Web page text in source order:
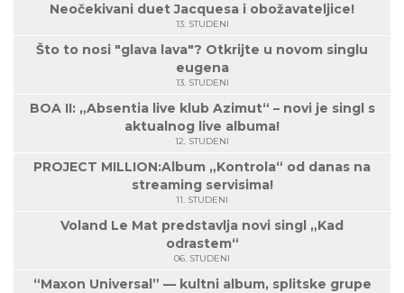
Neočekivani duet Jacquesa i obožavateljice!
13. STUDENI
Što to nosi "glava lava"? Otkrijte u novom singlu
eugena
13. STUDENI
BOA II: „Absentia live klub Azimut“ – novi je singl s
aktualnog live albuma!
12. STUDENI
PROJECT MILLION:Album „Kontrola“ od danas na
streaming servisima!
11. STUDENI
Voland Le Mat predstavlja novi singl „Kad
odrastem“
06. STUDENI
“Maxon Universal” — kultni album, splitske grupe